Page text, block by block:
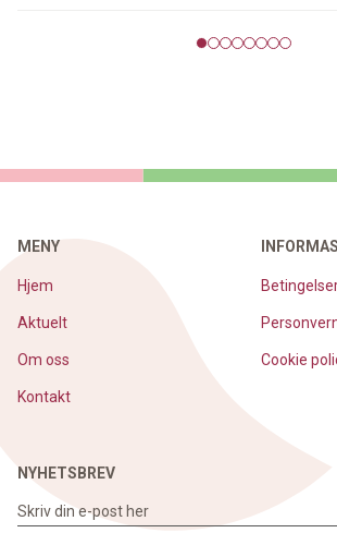
MENY
Hjem
Aktuelt
Om oss
Kontakt
Cookie
NYHETSBREV